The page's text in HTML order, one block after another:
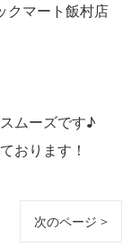
クマート飯村店
ムーズです♪
おります！
次のページ >